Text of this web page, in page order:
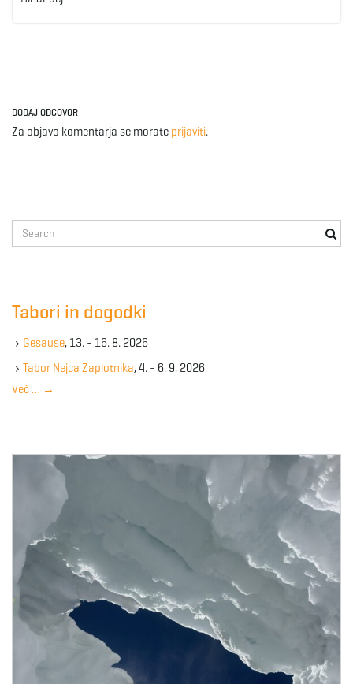
DODAJ ODGOVOR
Za objavo komentarja se morate prijaviti.
e
e
y
w
r
Tabori in dogodki
Gesause, 13. - 16. 8. 2026
Tabor Nejca Zaplotnika, 4. - 6. 9. 2026
Več … →